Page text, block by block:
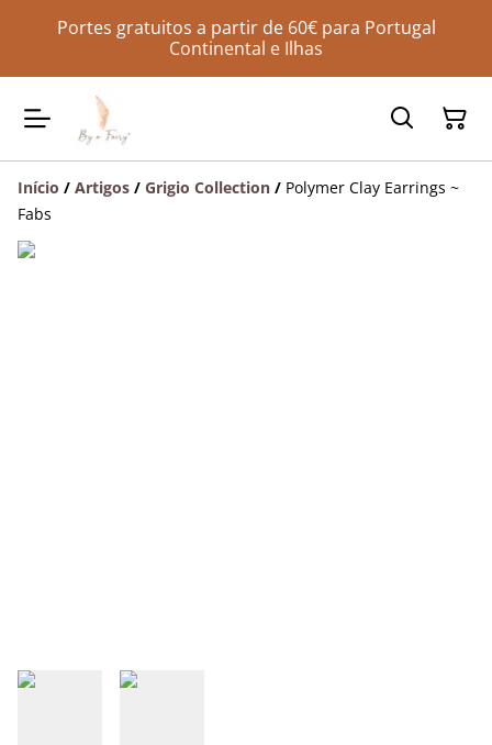
Portes gratuitos a partir de 60€ para Portugal
Continental e Ilhas
Início / Artigos / Grigio Collection / Polymer Clay Earrings ~
Fabs